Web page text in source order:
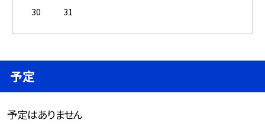
30
31
予定
予定はありません